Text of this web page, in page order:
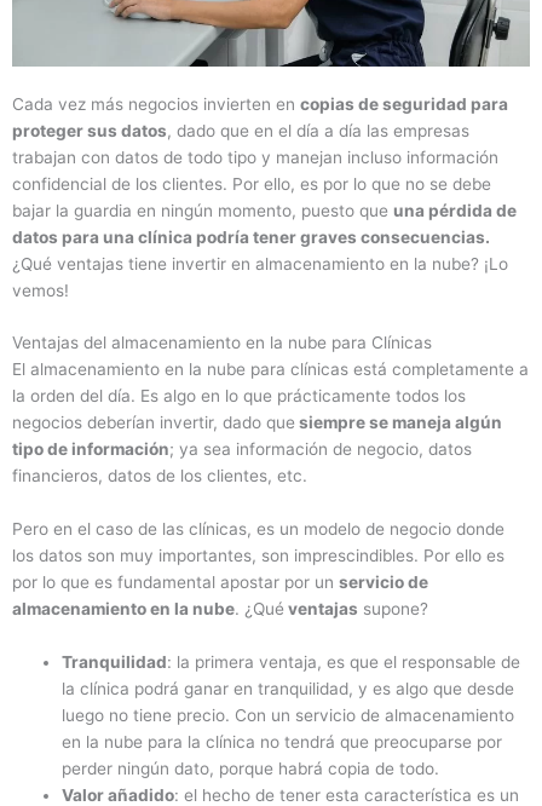
Cada vez más negocios invierten en copias de seguridad para
proteger sus datos, dado que en el día a día las empresas
trabajan con datos de todo tipo y manejan incluso información
confidencial de los clientes. Por ello, es por lo que no se debe
bajar la guardia en ningún momento, puesto que una pérdida de
datos para una clínica podría tener graves consecuencias.
¿Qué ventajas tiene invertir en almacenamiento en la nube? ¡Lo
vemos!
Ventajas del almacenamiento en la nube para Clínicas
El almacenamiento en la nube para clínicas está completamente a
la orden del día. Es algo en lo que prácticamente todos los
negocios deberían invertir, dado que siempre se maneja algún
tipo de información; ya sea información de negocio, datos
financieros, datos de los clientes, etc.
Pero en el caso de las clínicas, es un modelo de negocio donde
los datos son muy importantes, son imprescindibles. Por ello es
por lo que es fundamental apostar por un servicio de
almacenamiento en la nube. ¿Qué ventajas supone?
Tranquilidad: la primera ventaja, es que el responsable de
la clínica podrá ganar en tranquilidad, y es algo que desde
luego no tiene precio. Con un servicio de almacenamiento
en la nube para la clínica no tendrá que preocuparse por
perder ningún dato, porque habrá copia de todo.
Valor añadido: el hecho de tener esta característica es un